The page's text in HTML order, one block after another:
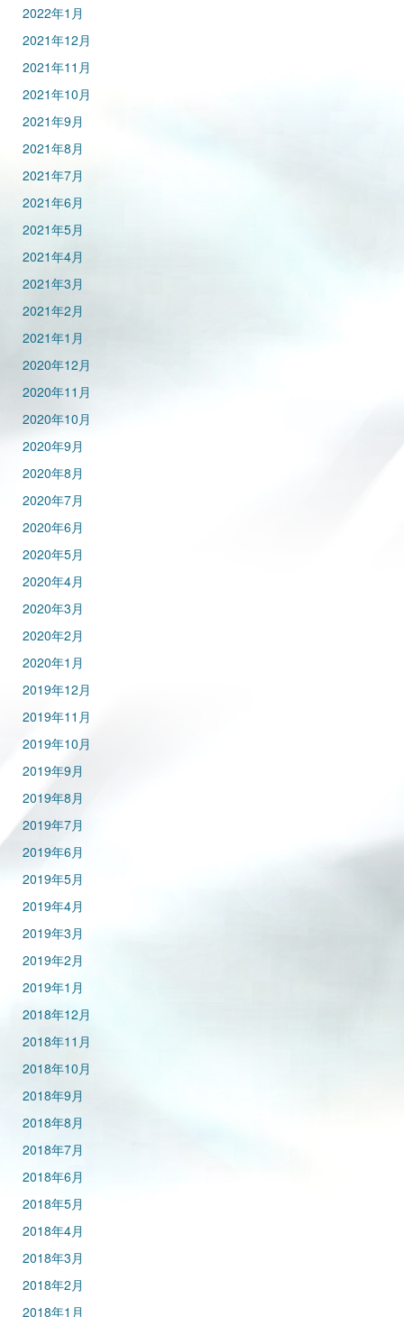
2022年1月
2021年12月
2021年11月
2021年10月
2021年9月
2021年8月
2021年7月
2021年6月
2021年5月
2021年4月
2021年3月
2021年2月
2021年1月
2020年12月
2020年11月
2020年10月
2020年9月
2020年8月
2020年7月
2020年6月
2020年5月
2020年4月
2020年3月
2020年2月
2020年1月
2019年12月
2019年11月
2019年10月
2019年9月
2019年8月
2019年7月
2019年6月
2019年5月
2019年4月
2019年3月
2019年2月
2019年1月
2018年12月
2018年11月
2018年10月
2018年9月
2018年8月
2018年7月
2018年6月
2018年5月
2018年4月
2018年3月
2018年2月
2018年1月